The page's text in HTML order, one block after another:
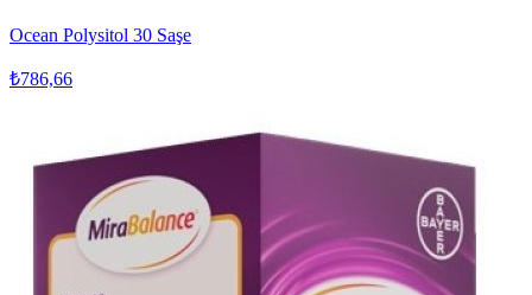
Ocean Polysitol 30 Saşe
₺786,66